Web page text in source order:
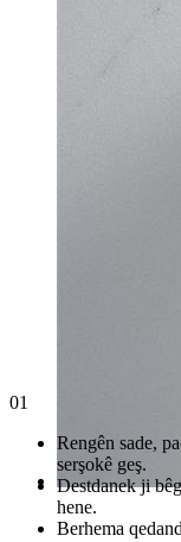
01
Rengên sade,
serşokê geş.
Destdanek ji
hene.
Berhema